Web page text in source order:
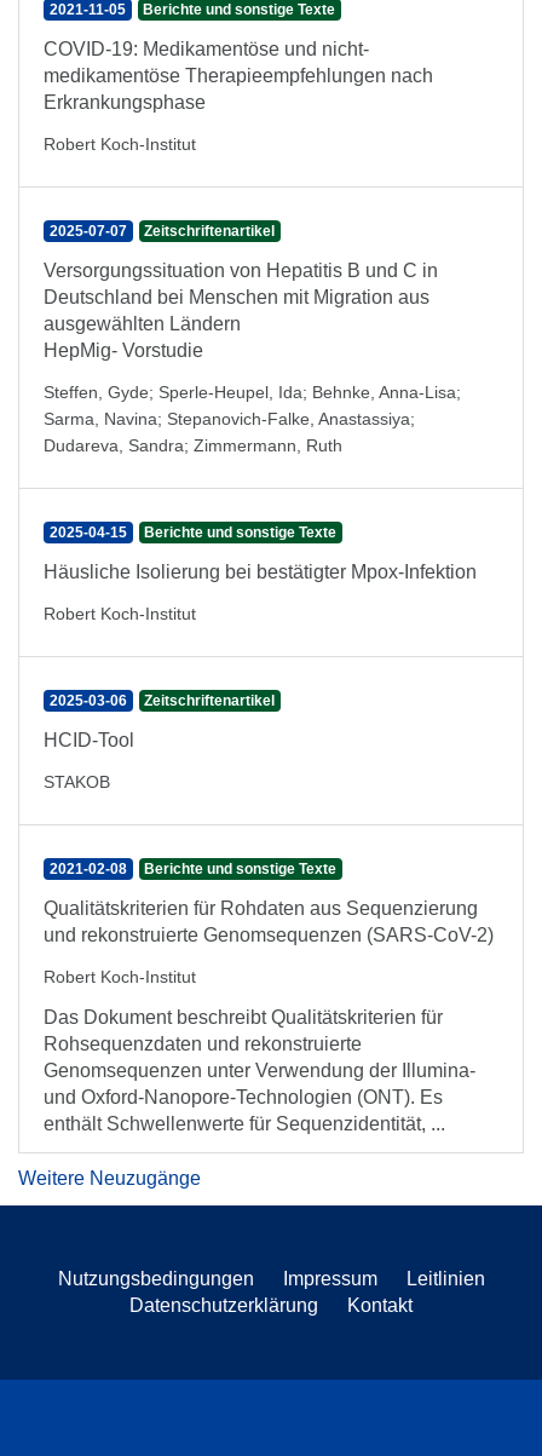
2021-11-05 Berichte und sonstige Texte
COVID-19: Medikamentöse und nicht-
medikamentöse Therapieempfehlungen nach
Erkrankungsphase
Robert Koch-Institut
2025-07-07 Zeitschriftenartikel
Versorgungssituation von Hepatitis B und C in
Deutschland bei Menschen mit Migration aus
ausgewählten Ländern
HepMig- Vorstudie
Steffen, Gyde; Sperle-Heupel, Ida; Behnke, Anna-Lisa;
Sarma, Navina; Stepanovich-Falke, Anastassiya;
Dudareva, Sandra; Zimmermann, Ruth
2025-04-15 Berichte und sonstige Texte
Häusliche Isolierung bei bestätigter Mpox-Infektion
Robert Koch-Institut
2025-03-06 Zeitschriftenartikel
HCID-Tool
STAKOB
2021-02-08 Berichte und sonstige Texte
Qualitätskriterien für Rohdaten aus Sequenzierung
und rekonstruierte Genomsequenzen (SARS-CoV-2)
Robert Koch-Institut
Das Dokument beschreibt Qualitätskriterien für
Rohsequenzdaten und rekonstruierte
Genomsequenzen unter Verwendung der Illumina-
und Oxford-Nanopore-Technologien (ONT). Es
enthält Schwellenwerte für Sequenzidentität, ...
Weitere Neuzugänge
Nutzungsbedingungen Impressum
Leitlinien
Datenschutzerklärung
Kontakt